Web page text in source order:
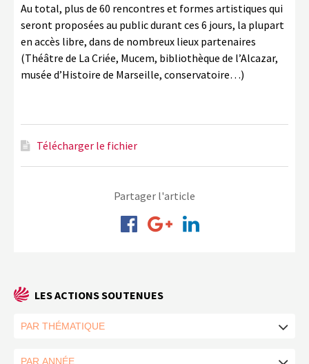
Au total, plus de 60 rencontres et formes artistiques qui
seront proposées au public durant ces 6 jours, la plupart
en accès libre, dans de nombreux lieux partenaires
(Théâtre de La Criée, Mucem, bibliothèque de l’Alcazar,
musée d’Histoire de Marseille, conservatoire…)
Télécharger le fichier
Partager l'article
LES ACTIONS SOUTENUES